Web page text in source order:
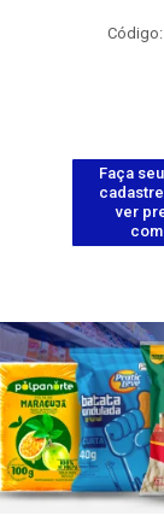
Faça
ver